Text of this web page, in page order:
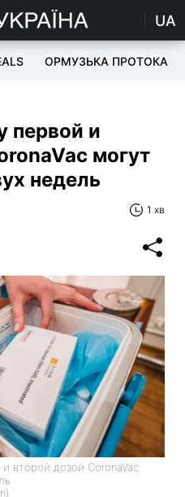
UA
ОРМУЗЬКА ПРОТОКА
первой и
могут
недель
1 хв
второй дозой CoronaVac